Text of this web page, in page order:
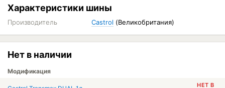
Характеристики шины
Производитель Castrol (Великобритания)
Нет в наличии
Модификация
НЕТ В